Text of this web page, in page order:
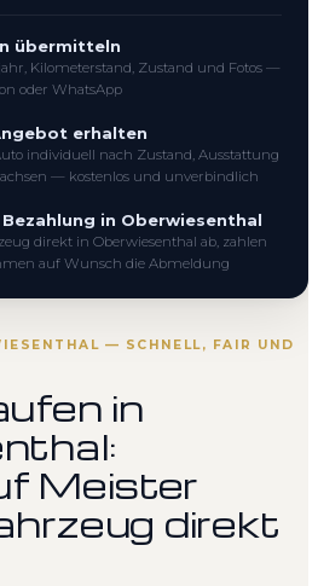
— SCHNELL, FAIR UND
in
Meister
direkt
übermitteln
Kilometerstand, Zustand und Fotos —
oder WhatsApp
erhalten
individuell nach Zustand, Ausstattung
— kostenlos und unverbindlich
in Oberwiesenthal
direkt in Oberwiesenthal ab, zahlen
auf Wunsch die Abmeldung